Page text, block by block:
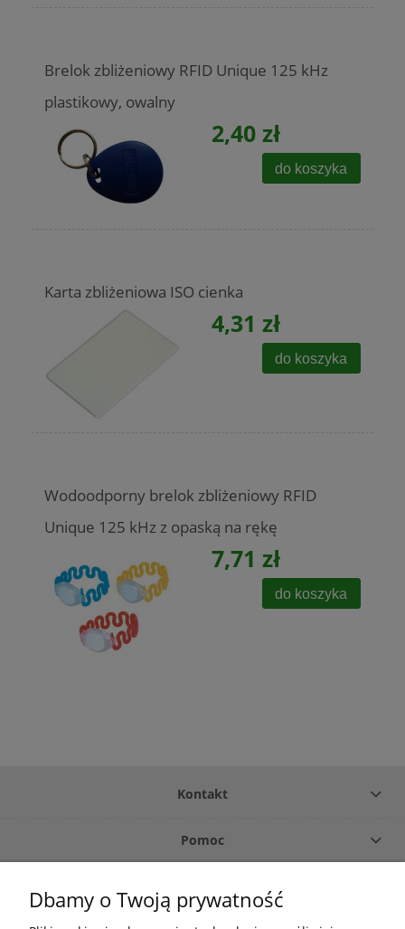
Brelok zbliżeniowy RFID Unique 125 kHz
plastikowy, owalny
2,40 zł
do koszyka
Karta zbliżeniowa ISO cienka
4,31 zł
do koszyka
Wodoodporny brelok zbliżeniowy RFID
Unique 125 kHz z opaską na rękę
7,71 zł
do koszyka
Kontakt
Pomoc
Dbamy o Twoją prywatność